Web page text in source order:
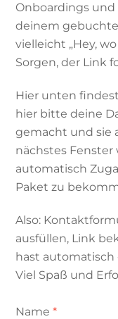
Onboardings
deinem
vielleicht „Hey,
Sorgen, der Link
Hier unten
hier bitte deine
gemacht und sie
nächstes
automatisch
Paket zu
Also:
ausfüllen, Link
hast automatisch
Viel Spaß und
Name*